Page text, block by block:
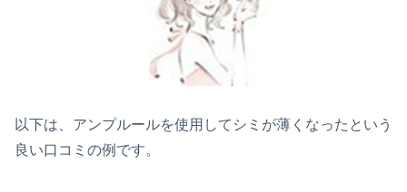
以下は、アンプルールを使用してシミが薄くなったという
良い口コミの例です。